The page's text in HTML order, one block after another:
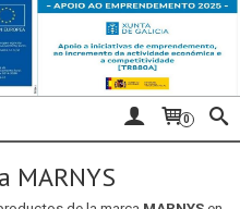
0
MARNYS